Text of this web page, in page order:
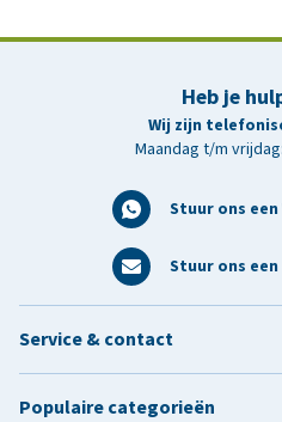
Heb je
Wij zijn
Maandag t/m
Stuur ons
Stuur ons
Service & contact
Populaire categorieën